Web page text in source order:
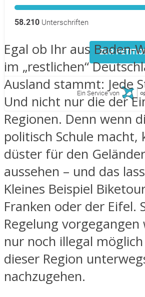
58.210 Unterschriften
ZUR
Ein Service von
Egal ob Ihr aus
im „restlichen“
Ausland stammt: Jede
Und nicht nur die der
Regionen. Denn wenn
politisch Schule macht,
düster für den
aussehen – und das
Kleines Beispiel
Franken oder der Eifel.
Regelung
nur noch illegal
dieser Region
nachzugehen.